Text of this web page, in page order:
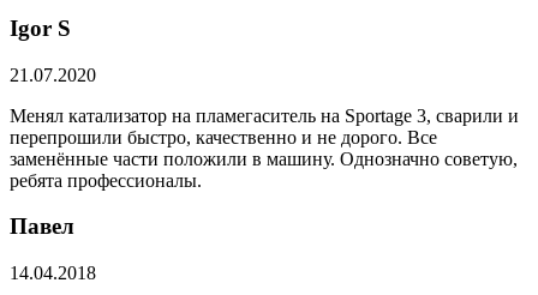
​Igor S
21.07.2020
Менял катализатор на пламегаситель на Sportage 3, сварили и
перепрошили быстро, качественно и не дорого. Все
заменённые части положили в машину. Однозначно советую,
ребята профессионалы.
Павел
14.04.2018